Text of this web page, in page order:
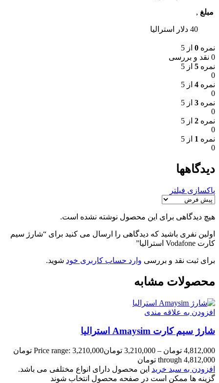
مبلغ ,
40 دلار استرالیا
نمره 0 از 5
0 نقد و بررسی
نمره 5 از 5
0
نمره 4 از 5
0
نمره 3 از 5
0
نمره 2 از 5
0
نمره 1 از 5
0
دیدگاهها
پاکسازی فیلتر
هیچ دیدگاهی برای این محصول نوشته نشده است.
اولین نفری باشید که دیدگاهی را ارسال می کنید برای “شارژ سیم
کارت Vodafone استرالیا”
برای ثبت نقد و بررسی وارد حساب کاربری خود شوید.
محصولات مشابه
افزودن به علاقه مندی
شارژ سیم کارت Amaysim استرالیا
4,812,000 تومان –
3,210,000 تومان
Price range: 3,210,000 تومان
through 4,812,000 تومان
افزودن به سبد خرید این محصول دارای انواع مختلفی می باشد.
گزینه ها ممکن است در صفحه محصول انتخاب شوند